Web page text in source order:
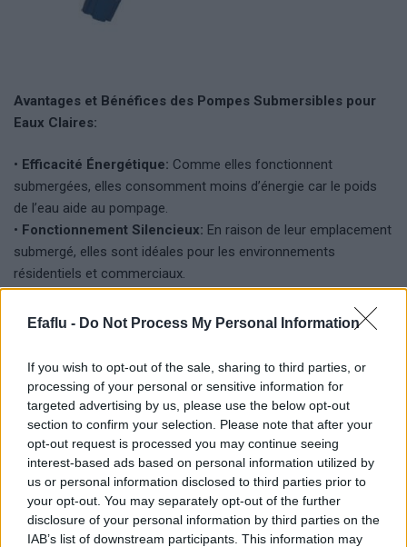
Efaflu - Do Not Process My Personal Information
If you wish to opt-out of the sale, sharing to third parties, or
processing of your personal or sensitive information for
targeted advertising by us, please use the below opt-out
section to confirm your selection. Please note that after your
opt-out request is processed you may continue seeing
interest-based ads based on personal information utilized by
us or personal information disclosed to third parties prior to
your opt-out. You may separately opt-out of the further
disclosure of your personal information by third parties on the
IAB’s list of downstream participants. This information may
Avantages et Bénéfices des Pompes Submersibles pour
Eaux Claires:
• Efficacité Énergétique: Comme elles fonctionnent
submergées, elles consomment moins d’énergie car le poids
de l’eau aide au pompage.
• Fonctionnement Silencieux: En raison de leur emplacement
submergé, elles sont idéales pour les environnements
résidentiels et commerciaux.
corrosion.
horizontalement.
Polyvalence:Utilisées dans diverses applications telles que
l’irrigation, l’approvisionnement en eau potable et le drainage.
Faible Entretien:Nécessitent moins d’entretien en raison de
leur conception robuste et de leur fonctionnement submergé.
Sécurité et Fiabilité:Le fonctionnement submergé élimine
les risques de sécurité associés aux pièces mobiles ou aux
composants électriques exposés.
Qualité de l’Eau:Conçues avec moteurs refroidis à eau, en